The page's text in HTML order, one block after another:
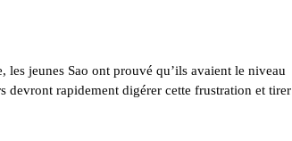
les jeunes Sao ont prouvé qu’ils avaient le niveau
devront rapidement digérer cette frustration et tirer